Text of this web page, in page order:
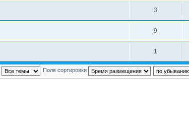
3
9
1
Поле сортировки